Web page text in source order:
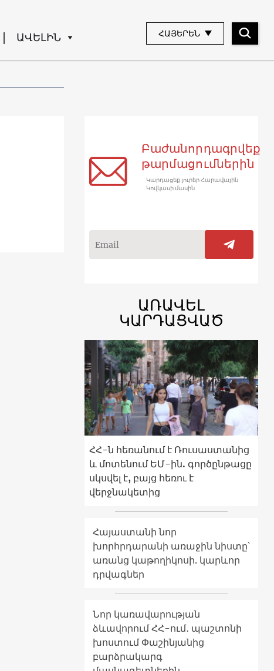
ԱՎԵԼԻՆ ՀԱՅԵՐԵՆ
Բաժանորդագրվեք
թարմացումներին
Կարդացեք լուրեր Հարավային
Կովկասի մասին
ԱՌԱՎԵԼ
ԿԱՐԴԱՑՎԱԾ
ՀՀ-ն հեռանում է Ռուսաստանից
և մոտենում ԵՄ-ին. գործընթացը
սկսվել է, բայց հեռու է
վերջնակետից
Հայաստանի նոր
խորհրդարանի առաջին նիստը՝
առանց կաթողիկոսի. կարևոր
դրվագներ
Նոր կառավարության
ձևավորում ՀՀ-ում․ պաշտոնի
խոստում Փաշինյանից
բարձրակարգ